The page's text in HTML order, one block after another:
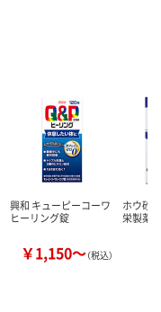
興和 キューピーコーワ
ヒーリング錠
￥1,150～（税込）
ホウ砂（
栄製薬